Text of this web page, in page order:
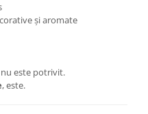
și aromate
este potrivit.
, este.